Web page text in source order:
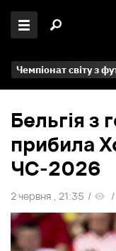
Чемпіонат світу з
Бельгія з
прибила
ЧС-2026
2 червня , 21:35 / /